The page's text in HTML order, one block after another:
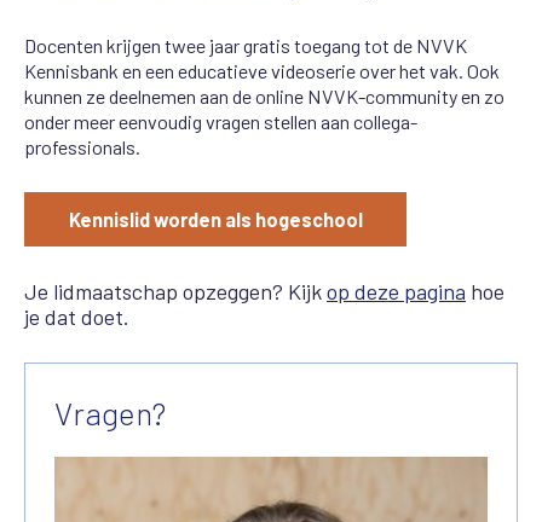
Docenten krijgen twee jaar gratis toegang tot de NVVK
Kennisbank en een educatieve videoserie over het vak. Ook
kunnen ze deelnemen aan de online NVVK-community en zo
onder meer eenvoudig vragen stellen aan collega-
professionals.
Kennislid worden als hogeschool
Je lidmaatschap opzeggen? Kijkop deze pagina hoe
je dat doet.
Vragen?